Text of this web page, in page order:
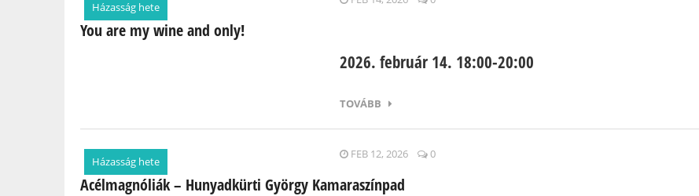
Házasság hete
You are my wine and only!
2026. február 14. 18:00-20:00
TOVÁBB
Házasság hete
FEB 12, 2026 0
Acélmagnóliák – Hunyadkürti György Kamaraszínpad